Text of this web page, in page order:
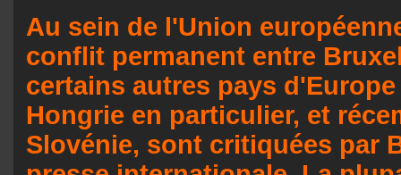
Au sein de l'Union
conflit permanent entre
certains autres pays
Hongrie en particulier, et
Slovénie, sont critiquées par